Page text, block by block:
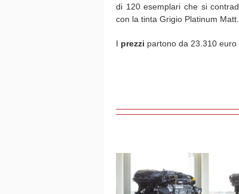
di 120 esemplari che si
con la tinta Grigio Platinum Matt.
I prezzi partono da 23.310